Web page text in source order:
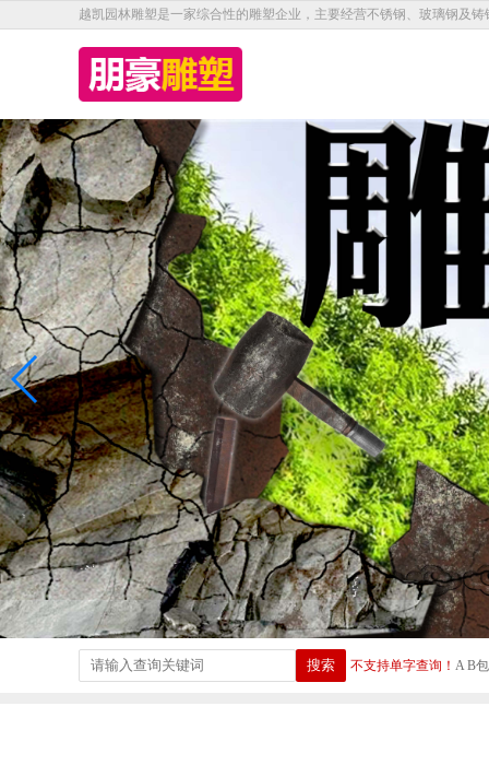
越凯园林雕塑是一家综合性的雕塑企业，主要经营不锈钢、玻璃钢及
不支持单字查询！ A B